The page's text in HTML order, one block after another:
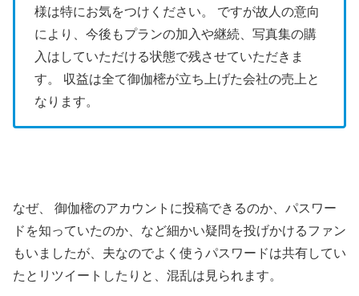
様は特にお気をつけください。 ですが故人の意向
により、今後もプランの加入や継続、写真集の購
入はしていただける状態で残させていただきま
す。 収益は全て御伽樒が立ち上げた会社の売上と
なります。
なぜ、 御伽樒のアカウントに投稿できるのか、パスワー
ドを知っていたのか、など細かい疑問を投げかけるファン
もいましたが、夫なのでよく使うパスワードは共有してい
たとリツイートしたりと、混乱は見られます。